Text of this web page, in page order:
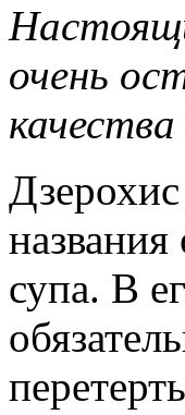
очень
качества
супа. В